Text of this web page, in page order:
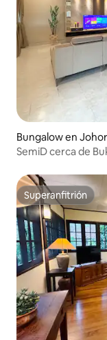
Bungalow en
SemiD cerca de
Superanfitrión
Superanfitrión